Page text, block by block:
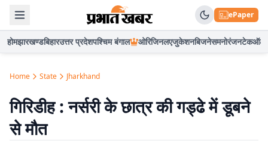
ePaper
होमझारखण्डबिहारउत्तर प्रदेशपश्चिम बंगाल ओरिजिनलएजुकेशनबिजनेसमनोरंजनटेकऑटो
Home State Jharkhand
गिरिडीह : नर्सरी के छात्र की गड्ढे में डूबने
से मौत